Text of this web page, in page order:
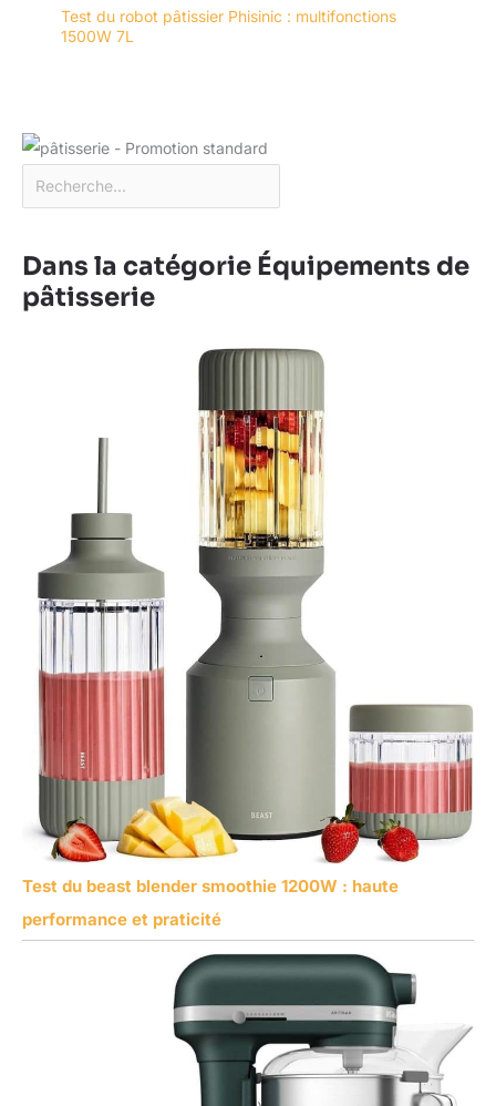
Test du robot pâtissier Phisinic : multifonctions
1500W 7L
Dans la catégorie Équipements de
pâtisserie
Test du beast blender smoothie 1200W : haute
performance et praticité